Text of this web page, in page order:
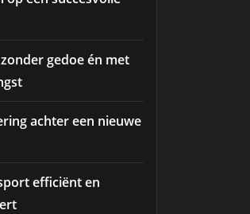
gedoe én met
achter een nieuwe
efficiënt en